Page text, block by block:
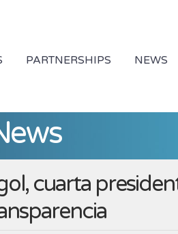
PARTNERSHIPS NEWS
cuarta